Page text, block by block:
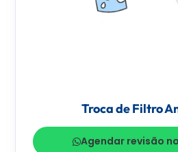
Troca de Filtro
Agendar revisão